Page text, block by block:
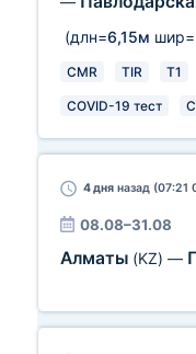
(длн=6,15м шир=
CMR TIR T1
COVID-19 тест
4 дня назад (07:21
08.08–31.08
Алматы (KZ) —